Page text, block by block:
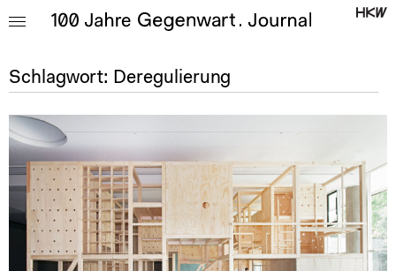
Schlagwort: Deregulierung